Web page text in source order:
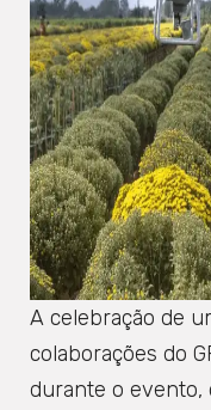
A celebração de
colaborações do
durante o evento,